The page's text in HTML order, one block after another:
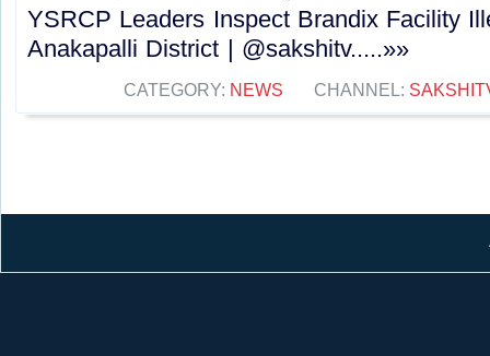
YSRCP Leaders Inspect Brandix Facility
Anakapalli District | @sakshitv.....»»
CATEGORY: NEWS CHANNEL: